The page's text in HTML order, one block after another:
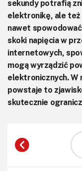
sekundy potrafią
elektronikę, ale też
nawet
skoki napięcia w
internetowych,
mogą wyrządzić
elektronicznych. W
powstaje to
skutecznie